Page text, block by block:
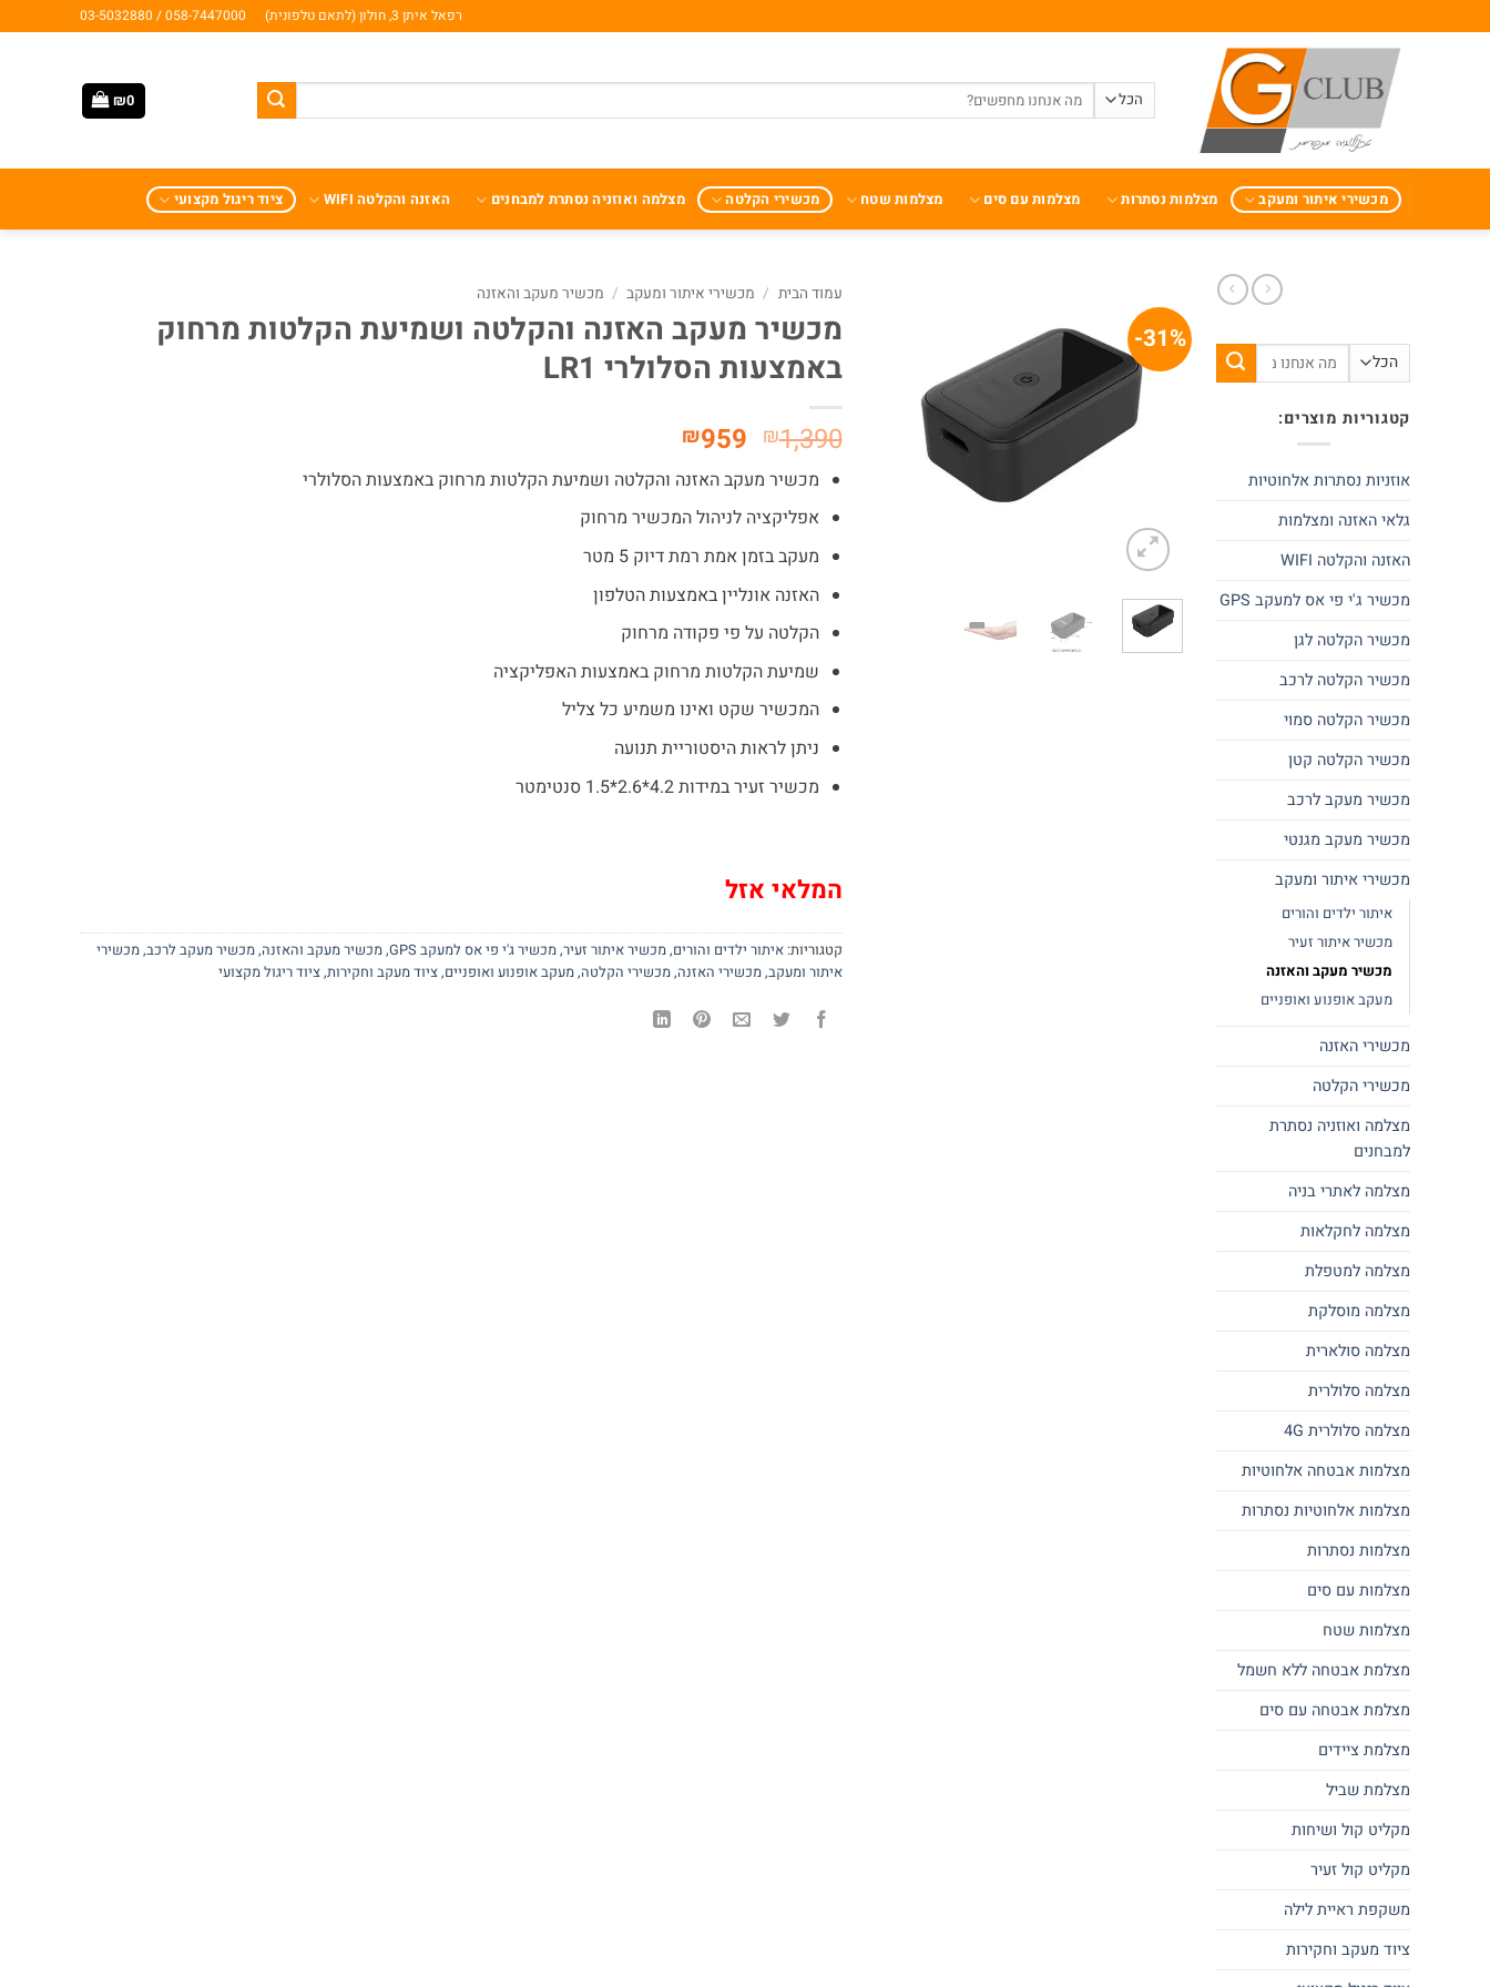
to
רפאל איתן 3, חולון (לתאם טלפונית) 058-7447000 / 03-5032880
עבור:
₪0
מכשירי איתור ומעקב מצלמות נסתרות מצלמות עם סים מצלמות שטח מכשירי הקלטה מצלמה ואוזניה נסתרת למבחנים האזנה והקלטה WIFI ציוד ריגול מקצועי
עבור:
קטגוריות מוצרים:
אוזניות נסתרות אלחוטיות
גלאי האזנה ומצלמות
האזנה והקלטה WIFI
מכשיר ג'י פי אס למעקב GPS
מכשיר הקלטה לגן
מכשיר הקלטה לרכב
מכשיר הקלטה סמוי
מכשיר הקלטה קטן
מכשיר מעקב לרכב
מכשיר מעקב מגנטי
מכשירי איתור ומעקב
איתור ילדים והורים
מכשיר איתור זעיר
מכשיר מעקב והאזנה
מעקב אופנוע ואופניים
מכשירי האזנה
מכשירי הקלטה
מצלמה ואוזניה נסתרת
למבחנים
מצלמה לאתרי בניה
מצלמה לחקלאות
מצלמה למטפלת
מצלמה מוסלקת
מצלמה סולארית
מצלמה סלולרית
מצלמה סלולרית 4G
מצלמות אבטחה אלחוטיות
מצלמות אלחוטיות נסתרות
מצלמות נסתרות
מצלמות עם סים
מצלמות שטח
מצלמת אבטחה ללא חשמל
מצלמת אבטחה עם סים
מצלמת ציידים
מצלמת שביל
מקליט קול ושיחות
מקליט קול זעיר
משקפת ראיית לילה
ציוד מעקב וחקירות
31%-
עמוד הבית / מכשירי איתור ומעקב / מכשיר מעקב והאזנה
מכשיר מעקב האזנה והקלטה ושמיעת הקלטות מרחוק
באמצעות הסלולרי LR1
₪1,390 המחיר
המקורי
היה:
₪1,390.
₪959 המחיר
הנוכחי
הוא:
₪959.
מכשיר מעקב האזנה והקלטה ושמיעת הקלטות מרחוק באמצעות הסלולרי
אפליקציה לניהול המכשיר מרחוק
מעקב בזמן אמת רמת דיוק 5 מטר
האזנה אונליין באמצעות הטלפון
הקלטה על פי פקודה מרחוק
שמיעת הקלטות מרחוק באמצעות האפליקציה
המכשיר שקט ואינו משמיע כל צליל
ניתן לראות היסטוריית תנועה
מכשיר זעיר במידות 4.2*2.6*1.5 סנטימטר
המלאי אזל
קטגוריות:איתור ילדים והורים,מכשיר איתור זעיר,מכשיר ג'י פי אס למעקב GPS ,מכשיר מעקב והאזנה,מכשיר מעקב לרכב,מכשירי
איתור ומעקב,מכשירי האזנה,מכשירי הקלטה,מעקב אופנוע ואופניים,ציוד מעקב וחקירות,ציוד ריגול מקצועי